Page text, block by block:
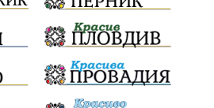
АнгелинаПопова
партия "Мафия"
Доброволци